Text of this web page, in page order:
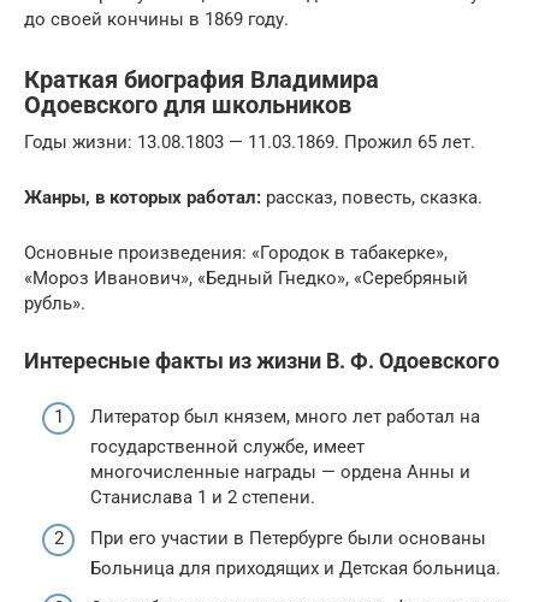
до своей кончины в 1869 году.
Краткая биография Владимира
Одоевского для школьников
Годы жизни: 13.08.1803 — 11.03.1869. Прожил 65 лет.
Жанры, в которых работал: рассказ, повесть, сказка.
Основные произведения: «Городок в табакерке»,
«Мороз Иванович», «Бедный Гнедко», «Серебряный
рубль».
Интересные факты из жизни В. Ф. Одоевского
Литератор был князем, много лет работал на
государственной службе, имеет
многочисленные награды — ордена Анны и
Станислава 1 и 2 степени.
При его участии в Петербурге были основаны
Больница для приходящих и Детская больница.